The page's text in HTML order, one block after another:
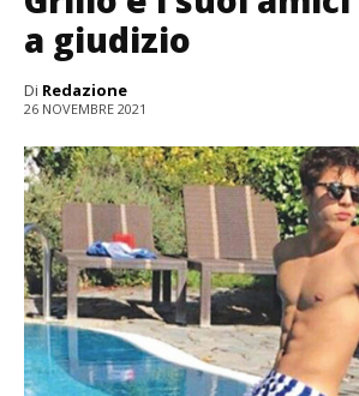
a giudizio
Di Redazione
26 NOVEMBRE 2021